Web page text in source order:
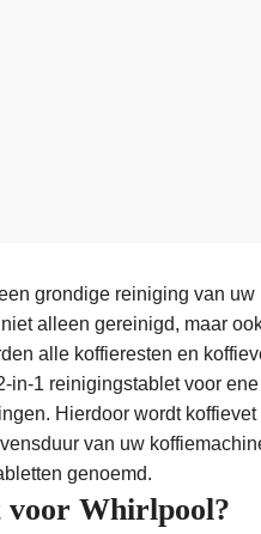
grondige reiniging van uw
alleen gereinigd, maar
alle koffieresten en
in-1 reinigingstablet voor ene
Hierdoor wordt koffievet
van uw
genoemd.
voor Whirlpool?